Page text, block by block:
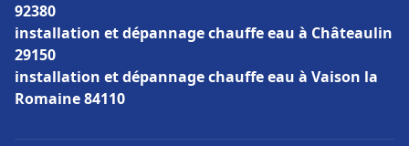
92380
installation et dépannage chauffe eau à Châteaulin
29150
installation et dépannage chauffe eau à Vaison la
Romaine 84110